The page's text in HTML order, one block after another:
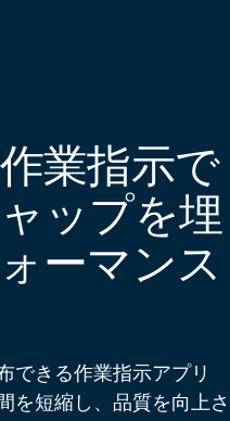
業指示で
ップを埋
ーマンス
できる作業指示アプリ
を短縮し、品質を向上さ